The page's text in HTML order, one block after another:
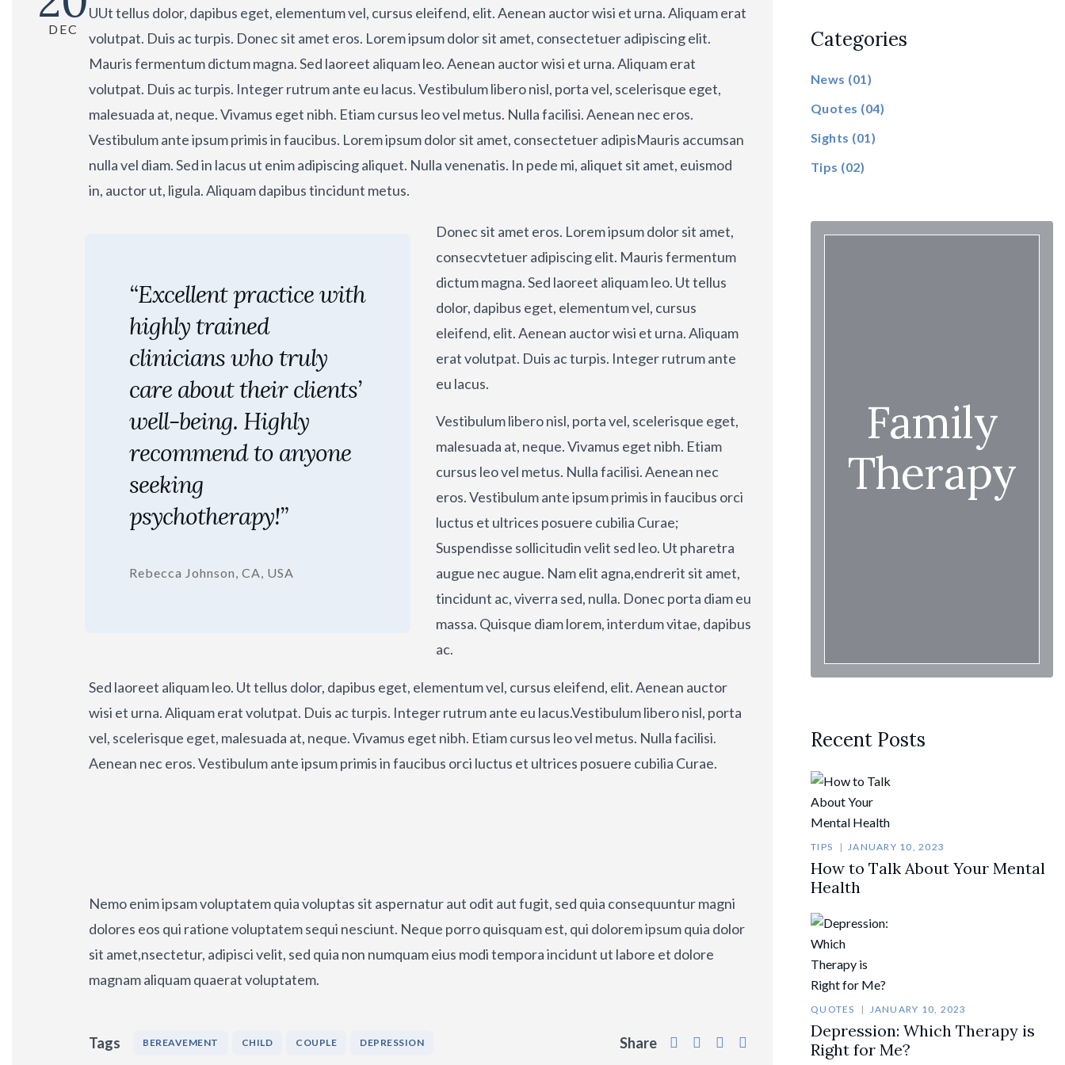
DEC
UUt tellus dolor, dapibus eget, elementum vel, cursus eleifend, elit. Aenean auctor wisi et urna. Aliquam erat
volutpat. Duis ac turpis. Donec sit amet eros. Lorem ipsum dolor sit amet, consectetuer adipiscing elit.
Mauris fermentum dictum magna. Sed laoreet aliquam leo. Aenean auctor wisi et urna. Aliquam erat
volutpat. Duis ac turpis. Integer rutrum ante eu lacus. Vestibulum libero nisl, porta vel, scelerisque eget,
malesuada at, neque. Vivamus eget nibh. Etiam cursus leo vel metus. Nulla facilisi. Aenean nec eros.
Vestibulum ante ipsum primis in faucibus. Lorem ipsum dolor sit amet, consectetuer adipisMauris accumsan
nulla vel diam. Sed in lacus ut enim adipiscing aliquet. Nulla venenatis. In pede mi, aliquet sit amet, euismod
in, auctor ut, ligula. Aliquam dapibus tincidunt metus.
“Excellent practice with
highly trained
clinicians who truly
care about their clients’
well-being. Highly
recommend to anyone
seeking
psychotherapy!”
Rebecca Johnson, CA, USA
Donec sit amet eros. Lorem ipsum dolor sit amet,
consecvtetuer adipiscing elit. Mauris fermentum
dictum magna. Sed laoreet aliquam leo. Ut tellus
dolor, dapibus eget, elementum vel, cursus
eleifend, elit. Aenean auctor wisi et urna. Aliquam
erat volutpat. Duis ac turpis. Integer rutrum ante
eu lacus.
Vestibulum libero nisl, porta vel, scelerisque eget,
malesuada at, neque. Vivamus eget nibh. Etiam
cursus leo vel metus. Nulla facilisi. Aenean nec
eros. Vestibulum ante ipsum primis in faucibus orci
luctus et ultrices posuere cubilia Curae;
Suspendisse sollicitudin velit sed leo. Ut pharetra
augue nec augue. Nam elit agna,endrerit sit amet,
tincidunt ac, viverra sed, nulla. Donec porta diam eu
massa. Quisque diam lorem, interdum vitae, dapibus
ac.
Sed laoreet aliquam leo. Ut tellus dolor, dapibus eget, elementum vel, cursus eleifend, elit. Aenean auctor
wisi et urna. Aliquam erat volutpat. Duis ac turpis. Integer rutrum ante eu lacus.Vestibulum libero nisl, porta
vel, scelerisque eget, malesuada at, neque. Vivamus eget nibh. Etiam cursus leo vel metus. Nulla facilisi.
Aenean nec eros. Vestibulum ante ipsum primis in faucibus orci luctus et ultrices posuere cubilia Curae.
Nemo enim ipsam voluptatem quia voluptas sit aspernatur aut odit aut fugit, sed quia consequuntur magni
dolores eos qui ratione voluptatem sequi nesciunt. Neque porro quisquam est, qui dolorem ipsum quia dolor
sit amet,nsectetur, adipisci velit, sed quia non numquam eius modi tempora incidunt ut labore et dolore
magnam aliquam quaerat voluptatem.
Tags BEREAVEMENT CHILD COUPLE DEPRESSION Share
Categories
News (01)
Quotes (04)
Sights (01)
Tips (02)
Family
Therapy
Recent Posts
TIPS JANUARY 10, 2023
How to Talk About Your Mental
Health
QUOTES JANUARY 10, 2023
Depression: Which Therapy is
Right for Me?